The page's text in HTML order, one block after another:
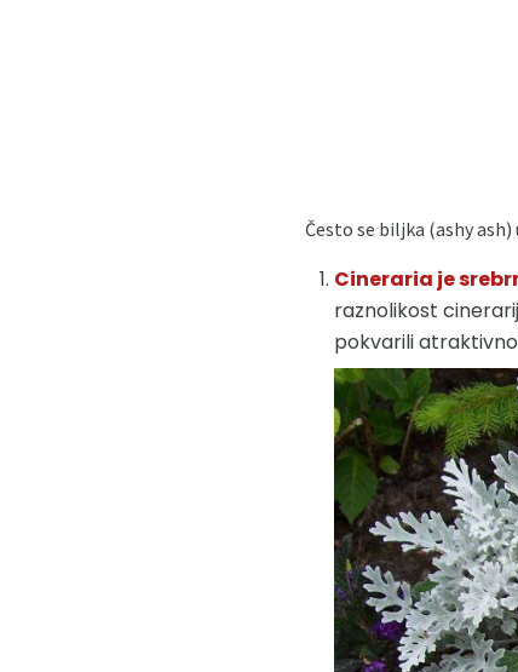
Često se biljka (ashy
Cineraria je
raznolikost
pokvarili